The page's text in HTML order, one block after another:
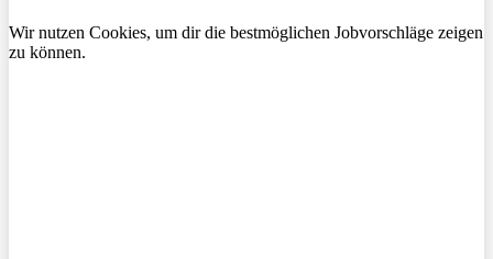
Wir nutzen Cookies, um dir die bestmöglichen Jobvorschläge zeigen
zu können.